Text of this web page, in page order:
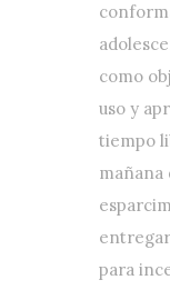
como
uso y
tiempo
mañana
para